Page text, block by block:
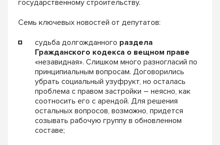
государственному строительству.
Семь ключевых новостей от депутатов:
судьба долгожданного раздела
Гражданского кодекса о вещном праве
«незавидная». Слишком много разногласий по
принципиальным вопросам. Договорились
убрать социальный узуфрукт, но осталась
проблема с правом застройки – неясно, как
соотносить его с арендой. Для решения
остальных вопросов, возможно, придется
созывать рабочую группу в обновленном
составе;